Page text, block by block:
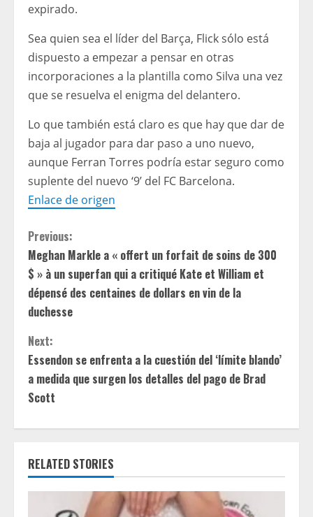
expirado.
Sea quien sea el líder del Barça, Flick sólo está
dispuesto a empezar a pensar en otras
incorporaciones a la plantilla como Silva una vez
que se resuelva el enigma del delantero.
Lo que también está claro es que hay que dar de
baja al jugador para dar paso a uno nuevo,
aunque Ferran Torres podría estar seguro como
suplente del nuevo ‘9’ del FC Barcelona.
Enlace de origen
C
o
n
t
i
n
R
Previous:
Meghan Markle a « offert un forfait de soins de 300
$ » à un superfan qui a critiqué Kate et William et
dépensé des centaines de dollars en vin de la
duchesse
Next:
Essendon se enfrenta a la cuestión del ‘límite blando’
a medida que surgen los detalles del pago de Brad
Scott
RELATED STORIES